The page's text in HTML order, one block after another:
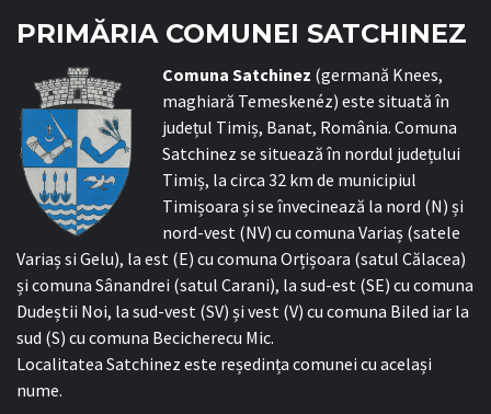
PRIMĂRIA COMUNEI SATCHINEZ
Comuna Satchinez (germană Knees,
maghiară Temeskenéz) este situată în
județul Timiș, Banat, România. Comuna
Satchinez se situează în nordul județului
Timiș, la circa 32 km de municipiul
Timișoara și se învecinează la nord (N) și
nord-vest (NV) cu comuna Variaș (satele
Variaș si Gelu), la est (E) cu comuna Orțișoara (satul Călacea)
și comuna Sânandrei (satul Carani), la sud-est (SE) cu comuna
Dudeștii Noi, la sud-vest (SV) și vest (V) cu comuna Biled iar la
sud (S) cu comuna Becicherecu Mic.
Localitatea Satchinez este reședința comunei cu același
nume.